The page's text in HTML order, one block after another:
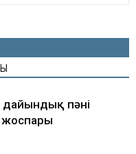
дайындық пәні